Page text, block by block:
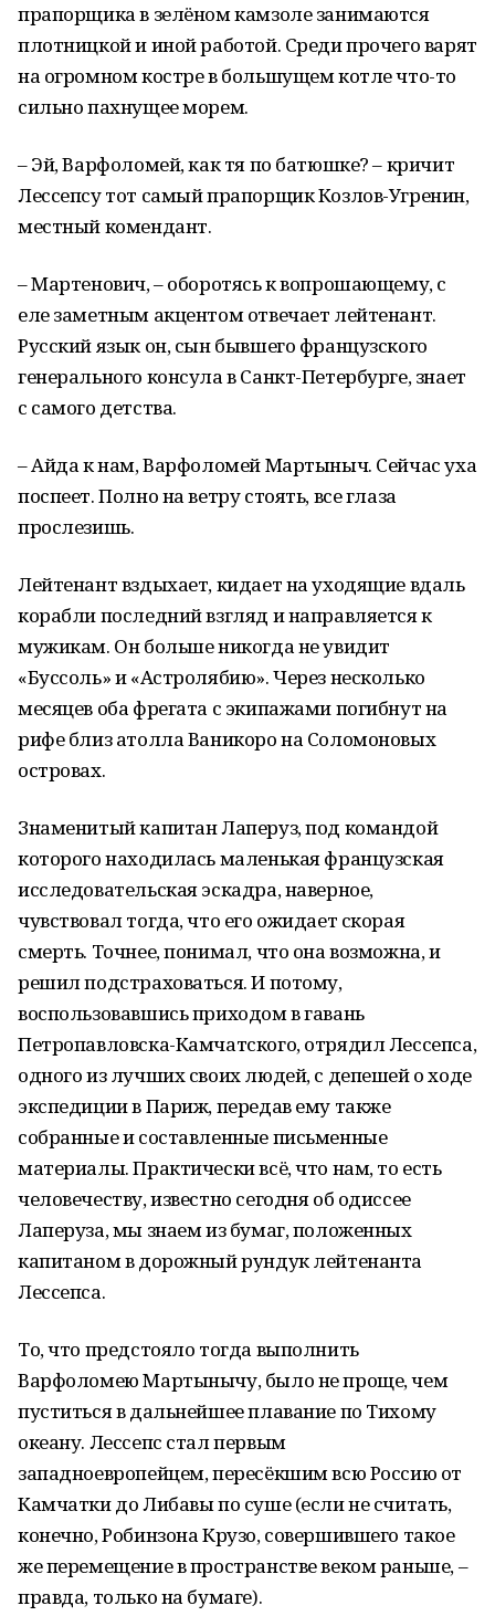
прапорщика в зелёном камзоле занимаются
плотницкой и иной работой. Среди прочего варят
на огромном костре в большущем котле что-то
сильно пахнущее морем.
– Эй, Варфоломей, как тя по батюшке? – кричит
Лессепсу тот самый прапорщик Козлов-Угренин,
местный комендант.
– Мартенович, – оборотясь к вопрошающему, с
еле заметным акцентом отвечает лейтенант.
Русский язык он, сын бывшего французского
генерального консула в Санкт-Петербурге, знает
с самого детства.
– Айда к нам, Варфоломей Мартыныч. Сейчас уха
поспеет. Полно на ветру стоять, все глаза
прослезишь.
Лейтенант вздыхает, кидает на уходящие вдаль
корабли последний взгляд и направляется к
мужикам. Он больше никогда не увидит
«Буссоль» и «Астролябию». Через несколько
месяцев оба фрегата с экипажами погибнут на
рифе близ атолла Ваникоро на Соломоновых
островах.
Знаменитый капитан Лаперуз, под командой
которого находилась маленькая французская
исследовательская эскадра, наверное,
чувствовал тогда, что его ожидает скорая
смерть. Точнее, понимал, что она возможна, и
решил подстраховаться. И потому,
воспользовавшись приходом в гавань
Петропавловска-Камчатского, отрядил Лессепса,
одного из лучших своих людей, с депешей о ходе
экспедиции в Париж, передав ему также
собранные и составленные письменные
материалы. Практически всё, что нам, то есть
человечеству, известно сегодня об одиссее
Лаперуза, мы знаем из бумаг, положенных
капитаном в дорожный рундук лейтенанта
Лессепса.
То, что предстояло тогда выполнить
Варфоломею Мартынычу, было не проще, чем
пуститься в дальнейшее плавание по Тихому
океану. Лессепс стал первым
западноевропейцем, пересёкшим всю Россию от
Камчатки до Либавы по суше (если не считать,
конечно, Робинзона Крузо, совершившего такое
же перемещение в пространстве веком раньше, –
правда, только на бумаге).